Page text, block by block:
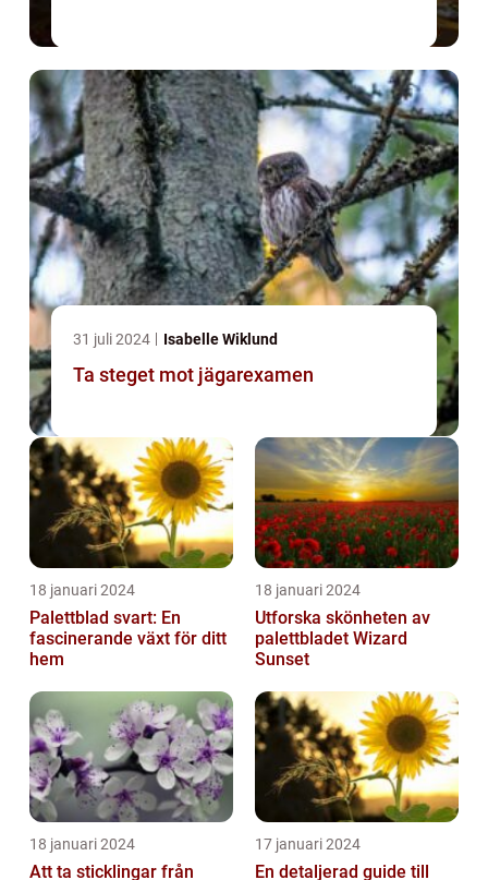
31 juli 2024 Isabelle Wiklund
Ta steget mot jägarexamen
18 januari 2024
Palettblad svart: En
fascinerande växt för ditt
hem
18 januari 2024
Utforska skönheten av
palettbladet Wizard
Sunset
18 januari 2024
Att ta sticklingar från
17 januari 2024
En detaljerad guide till